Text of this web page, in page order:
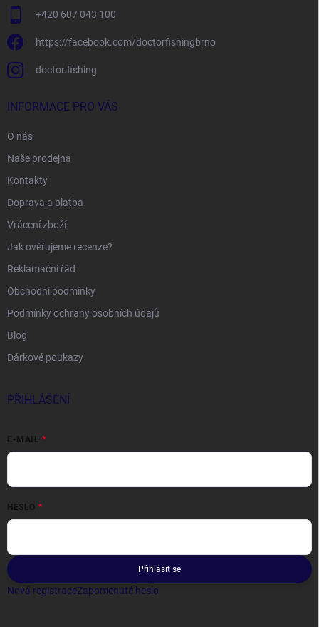
+420 607 043 100
https://facebook.com/doctorfishingbrno
doctor.fishing
INFORMACE PRO VÁS
O nás
Naše prodejna
Kontakty
Doprava a platba
Vrácení zboží
Jak ověřujeme recenze?
Reklamační řád
Obchodní podmínky
Podmínky ochrany osobních údajů
Blog
Dárkové poukazy
PŘIHLÁŠENÍ
E-MAIL
HESLO
Přihlásit se
Nová registraceZapomenuté heslo